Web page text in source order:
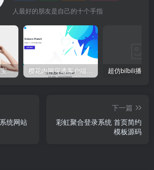
人最好的朋友是自己的十个手指
玩客云刷机变废为宝 刷Armbian系统/安装宝塔5.9/安装博客Typecho/网盘系统Cloudreve/免费内网穿透 详细教程 樱花内网穿透客户端网站源代码，2020 重制版
统网站
下一篇
彩虹聚合登录系统 首页简约
模板源码